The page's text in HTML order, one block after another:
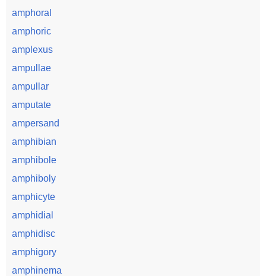
amphoral
amphoric
amplexus
ampullae
ampullar
amputate
ampersand
amphibian
amphibole
amphiboly
amphicyte
amphidial
amphidisc
amphigory
amphinema